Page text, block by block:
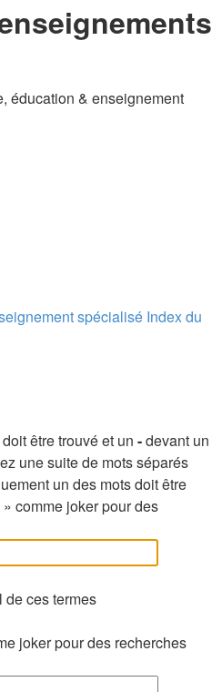
éducation & enseignement
spécialisé Index du
être trouvé et un -devant un
une suite de mots séparés
un des mots doit être
comme joker pour des
de ces termes
joker pour des recherches